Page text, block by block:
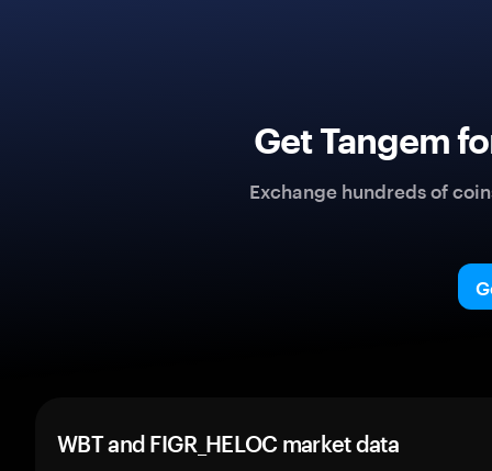
Get Tangem
Exchange hundreds of
WBT and FIGR_HELOC market data